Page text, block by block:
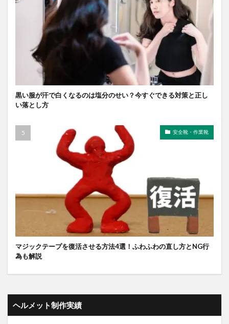
黒い服が汗で白くなるのは塩分のせい？今すぐできる対策と正し
い落とし方
安全靴・作業靴
マジックテープを復活させる方法4選！ふわふわの直し方とNG行
為も解説
ヘルメット制作実績